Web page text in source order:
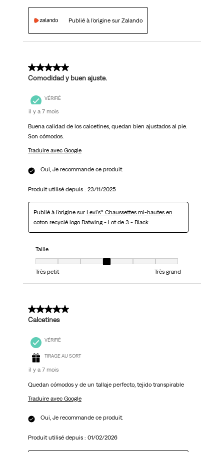
Publié à l'origine sur Zalando
5 sur 5 étoiles.
Comodidad y buen ajuste.
VÉRIFIÉ
il y a 7 mois
Buena calidad de los calcetines, quedan bien ajustados al pie.
Son cómodos.
Traduire avec Google
Oui, Je recommande ce produit.
Produit utilisé depuis : 23/11/2025
Publié à l'origine sur Levi's® Chaussettes mi-hautes en
coton recyclé logo Batwing - Lot de 3 - Black
Taille
Très petit
Très grand
5 sur 5 étoiles.
Calcetines
VÉRIFIÉ
TIRAGE AU SORT
il y a 7 mois
Quedan cómodos y de un tallaje perfecto, tejido transpirable
Traduire avec Google
Oui, Je recommande ce produit.
Produit utilisé depuis : 01/02/2026